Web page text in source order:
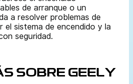
de arranque o un
a resolver problemas de
el sistema de encendido y la
seguridad.
SOBRE GEELY